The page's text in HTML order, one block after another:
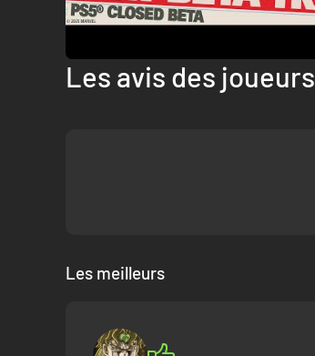
Les avis des joueurs
Les meilleurs